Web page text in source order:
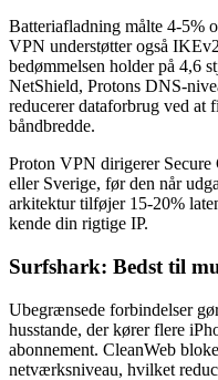
Batteriafladning målte 4-5%
VPN understøtter også
bedømmelsen holder på 4,6
NetShield, Protons DNS-
reducerer dataforbrug ved at
båndbredde.
Proton VPN dirigerer
eller Sverige, før den når
arkitektur tilføjer 15-20%
kende din rigtige IP.
Surfshark: Bedst til
Ubegrænsede forbindelser
husstande, der kører flere
abonnement. CleanWeb
netværksniveau, hvilket